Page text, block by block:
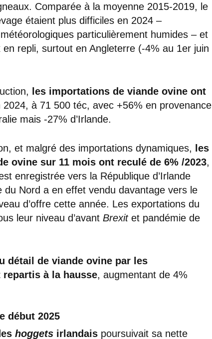
Comparée à la moyenne 2015-2019, le
étaient plus difficiles en 2024 –
particulièrement humides – et
repli, surtout en Angleterre (-4% au 1er juin
les importations de viande ovine ont
2024, à 71 500 téc, avec +56% en provenance
mais -27% d’Irlande.
et malgré des importations dynamiques, les
ovine sur 11 mois ont reculé de 6% /2023,
enregistrée vers la République d’Irlande
du Nord a en effet vendu davantage vers le
d’offre cette année. Les exportations du
leur niveau d’avant Brexit et pandémie de
détail de viande ovine par les
à la hausse, augmentant de 4%
début 2025
hoggets irlandais poursuivait sa nette